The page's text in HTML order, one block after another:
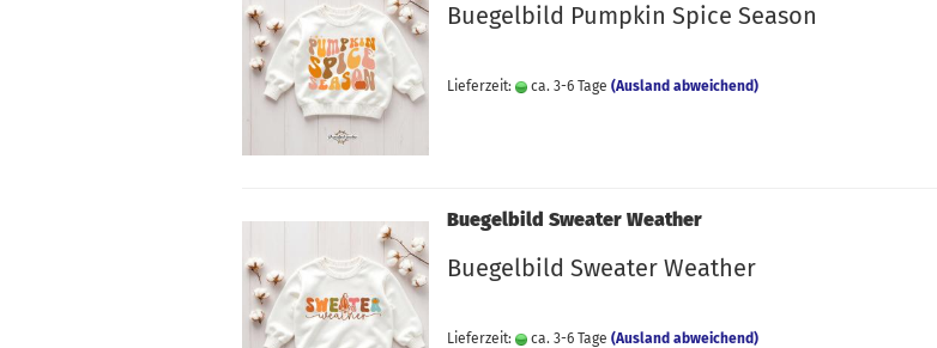
Buegelbild Pumpkin Spice Season
Lieferzeit: ca. 3-6 Tage (Ausland abweichend)
Buegelbild Sweater Weather
Buegelbild Sweater Weather
Lieferzeit: ca. 3-6 Tage (Ausland abweichend)